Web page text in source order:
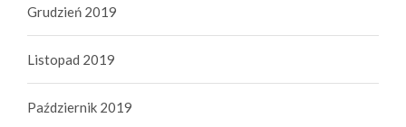
Grudzień 2019
Listopad 2019
Październik 2019